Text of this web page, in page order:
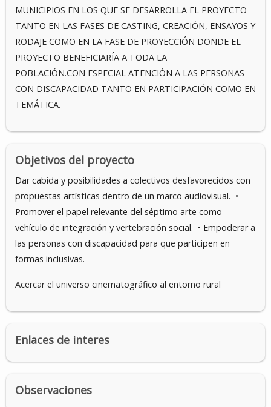
MUNICIPIOS EN LOS QUE SE DESARROLLA EL PROYECTO
TANTO EN LAS FASES DE CASTING, CREACIÓN, ENSAYOS Y
RODAJE COMO EN LA FASE DE PROYECCIÓN DONDE EL
PROYECTO BENEFICIARÍA A TODA LA
POBLACIÓN.CON ESPECIAL ATENCIÓN A LAS PERSONAS
CON DISCAPACIDAD TANTO EN PARTICIPACIÓN COMO EN
TEMÁTICA.
Objetivos del proyecto
Dar cabida y posibilidades a colectivos desfavorecidos con
propuestas artísticas dentro de un marco audiovisual. •
Promover el papel relevante del séptimo arte como
vehículo de integración y vertebración social. • Empoderar a
las personas con discapacidad para que participen en
formas inclusivas.
Acercar el universo cinematográfico al entorno rural
Enlaces de interes
Observaciones